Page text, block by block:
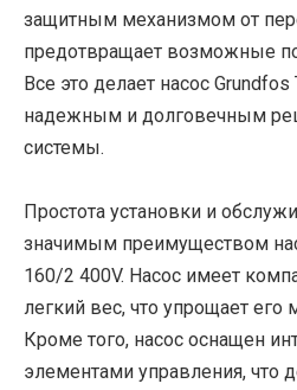
защитным механизмом от
предотвращает возможные
Все это делает насос
надежным и долговечным
системы.
Простота установки и
значимым преимуществом
160/2 400V. Насос имеет
легкий вес, что упрощает
Кроме того, насос оснащен
элементами управления, что